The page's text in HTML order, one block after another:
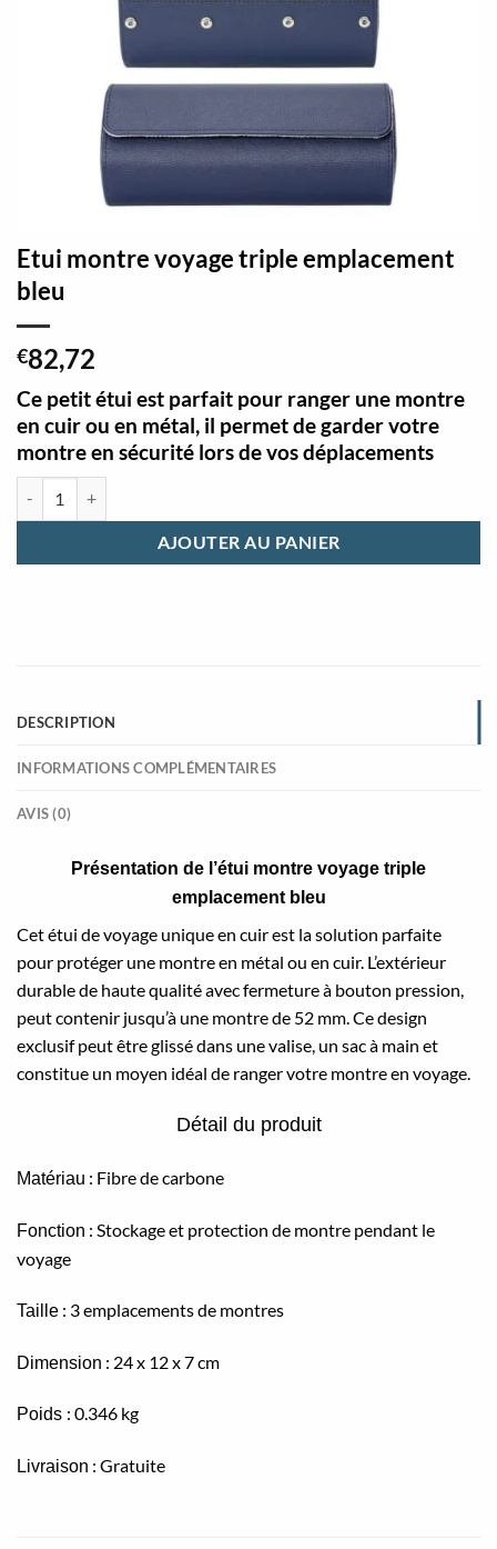
Etui montre voyage triple emplacement
bleu
€82,72
Ce petit étui est parfait pour ranger une montre
en cuir ou en métal, il permet de garder votre
montre en sécurité lors de vos déplacements
AJOUTER AU PANIER
DESCRIPTION
INFORMATIONS COMPLÉMENTAIRES
AVIS (0)
Présentation de l’étui montre voyage triple
emplacement bleu
Cet étui de voyage unique en cuir est la solution parfaite
pour protéger une montre en métal ou en cuir. L’extérieur
durable de haute qualité avec fermeture à bouton pression,
peut contenir jusqu’à une montre de 52 mm. Ce design
exclusif peut être glissé dans une valise, un sac à main et
constitue un moyen idéal de ranger votre montre en voyage.
Détail du produit
Matériau : Fibre de carbone
Fonction : Stockage et protection de montre pendant le
voyage
Taille : 3 emplacements de montres
Dimension : 24 x 12 x 7 cm
Poids : 0.346 kg
Livraison : Gratuite